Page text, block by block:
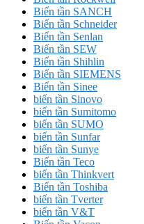
Biến tần SANCH
Biến tần Schneider
Biến tần Senlan
Biến tần SEW
Biến tần Shihlin
Biến tần SIEMENS
Biến tần Sinee
biến tần Sinovo
biến tần Sumitomo
biến tần SUMO
biến tần Sunfar
biến tần Sunye
Biến tần Teco
biến tần Thinkvert
Biến tần Toshiba
biến tần Tverter
biến tần V&T